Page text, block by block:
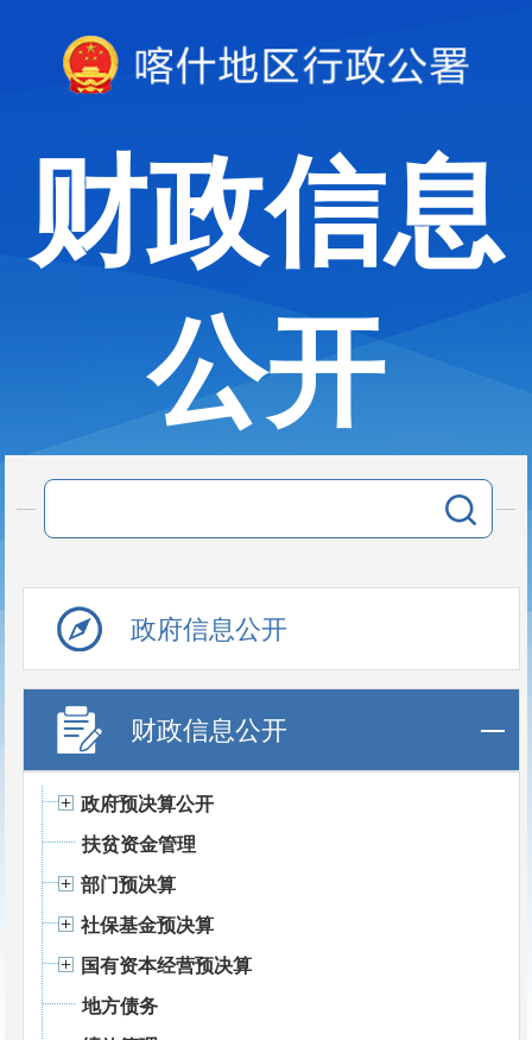
财政信息
公开
政府信息公开
财政信息公开
政府预决算公开
扶贫资金管理
部门预决算
社保基金预决算
国有资本经营预决算
地方债务